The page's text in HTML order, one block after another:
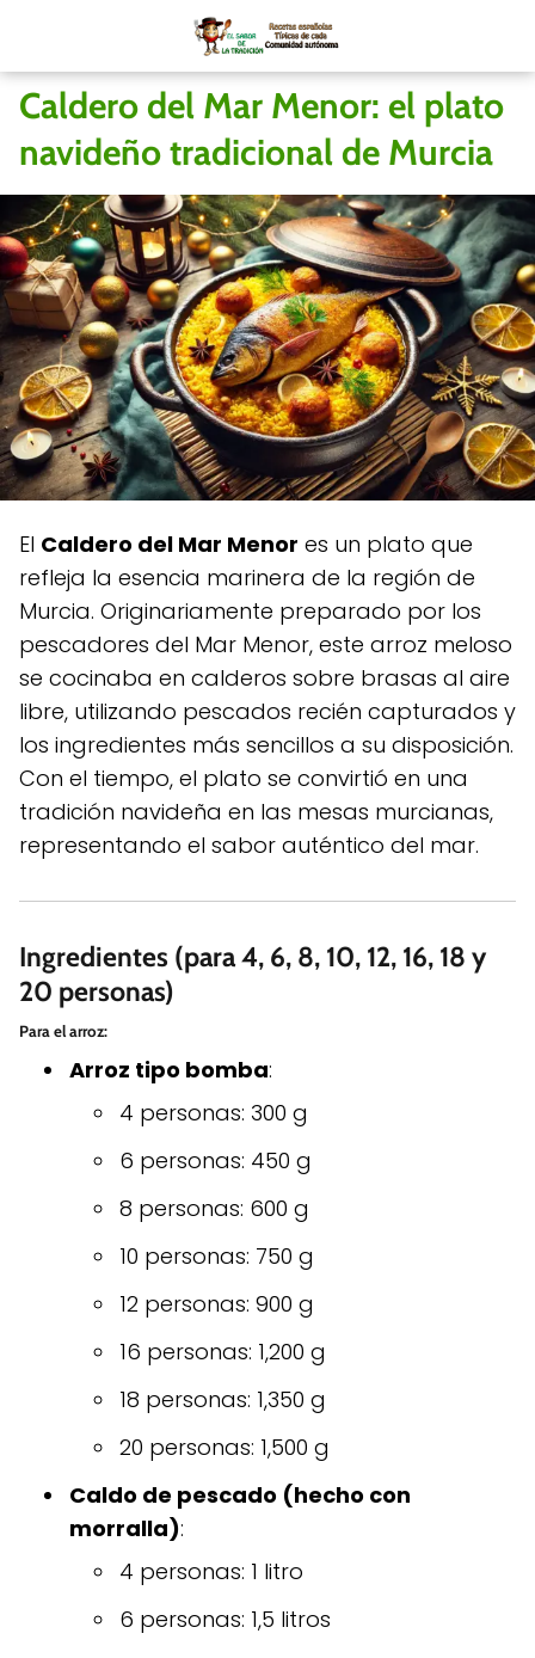
Caldero del Mar Menor: el plato
navideño tradicional de Murcia
El Caldero del Mar Menor es un plato que
refleja la esencia marinera de la región de
Murcia. Originariamente preparado por los
pescadores del Mar Menor, este arroz meloso
se cocinaba en calderos sobre brasas al aire
libre, utilizando pescados recién capturados y
los ingredientes más sencillos a su disposición.
Con el tiempo, el plato se convirtió en una
tradición navideña en las mesas murcianas,
representando el sabor auténtico del mar.
Ingredientes (para 4, 6, 8, 10, 12, 16, 18 y
20 personas)
Para el arroz:
Arroz tipo bomba:
4 personas: 300 g
6 personas: 450 g
8 personas: 600 g
10 personas: 750 g
12 personas: 900 g
16 personas: 1,200 g
18 personas: 1,350 g
20 personas: 1,500 g
Caldo de pescado (hecho con
morralla):
4 personas: 1 litro
6 personas: 1,5 litros